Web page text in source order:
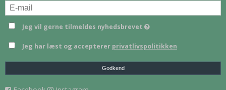
Jeg vil gerne tilmeldes nyhedsbrevet
Jeg har læst og accepterer privatlivspolitikken
Godkend